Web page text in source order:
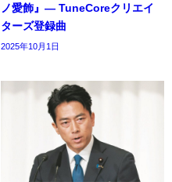
ノ愛飾』― TuneCoreクリエイ
ターズ登録曲
2025年10月1日